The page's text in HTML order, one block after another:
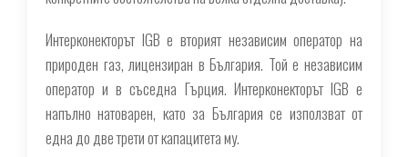
Интерконекторът IGB е вторият независим оператор на
природен газ, лицензиран в България. Той е независим
оператор и в съседна Гърция. Интерконекторът IGB е
напълно натоварен, като за България се използват от
една до две трети от капацитета му.